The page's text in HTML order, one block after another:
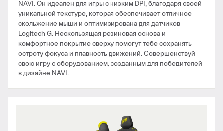
NAVI. Он идеален для игры с низким DPI, благодаря своей
уникальной текстуре, которая обеспечивает отличное
скольжение мыши и оптимизирована для датчиков
Logitech G. Нескользящая резиновая основа и
комфортное покрытие сверху помогут тебе сохранять
остроту фокуса и плавность движений. Совершенствуй
свою игру с оборудованием, созданным для победителей
в дизайне NAVI.